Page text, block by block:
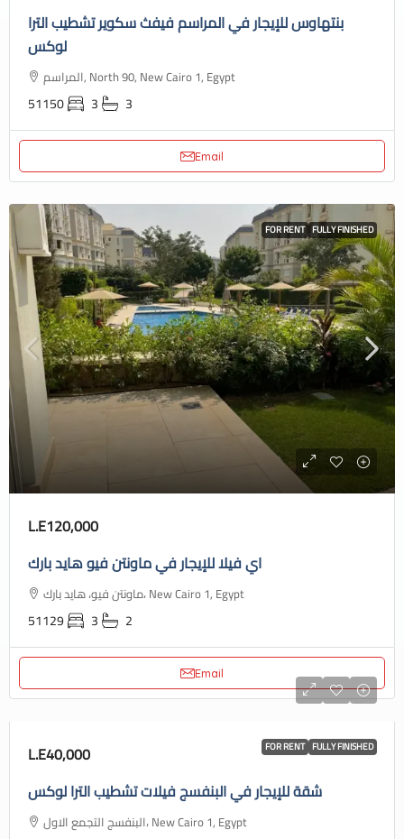
بنتهاوس للإيجار في المراسم فيفث سكوير تشطيب الترا
لوكس
المراسم, North 90, New Cairo 1, Egypt
51150 3 3
Email
FOR RENT FULLY FINISHED
L.E120,000
اي فيلا للإيجار في ماونتن فيو هايد بارك
ماونتن فيو، هايد بارك، New Cairo 1, Egypt
51129 3 2
Email
FOR RENT FULLY FINISHED
L.E40,000
شقة للإيجار في البنفسج فيلات تشطيب الترا لوكس
البنفسج التجمع الاول، New Cairo 1, Egypt